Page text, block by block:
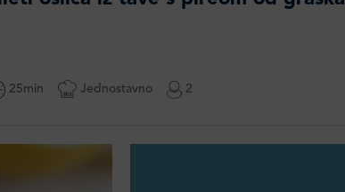
25min Jednostavno 2